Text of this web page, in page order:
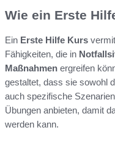
Wie ein Erste
Ein Erste Hilfe Kurs
Fähigkeiten, die in
Maßnahmen ergreifen
gestaltet, dass sie sowohl
auch spezifische
Übungen anbieten, damit
werden kann.